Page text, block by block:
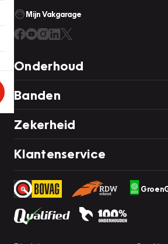
Mijn Vakgarage
Onderhoud
Banden
Zekerheid
Klantenservice